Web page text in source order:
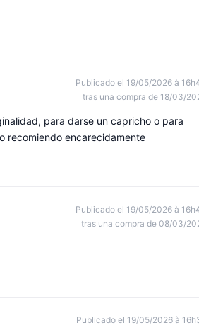
Publicado el 19/05/2026 à
tras una compra de 18/03/
para darse un capricho o para
recomiendo encarecidamente
Publicado el 19/05/2026 à
tras una compra de 08/03/
Publicado el 19/05/2026 à